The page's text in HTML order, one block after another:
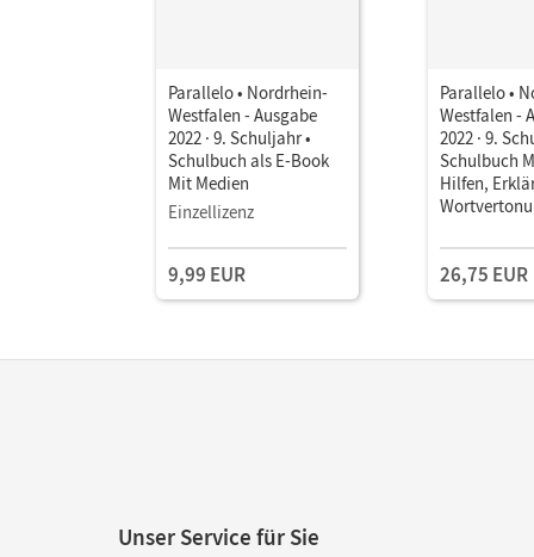
Parallelo • Nordrhein-
Westfalen - Ausgabe
2022 · 9. Schuljahr •
Schulbuch als E-Book
Mit Medien
Einzellizenz
9,99 EUR
Parallelo •
Westfalen -
2022 · 9.
Schulbuch
Hilfen,
26,75 EUR
Unser Service für Sie